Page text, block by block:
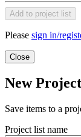
Add to project list
Please sign in/
Close
New
Save items to a
Project list name